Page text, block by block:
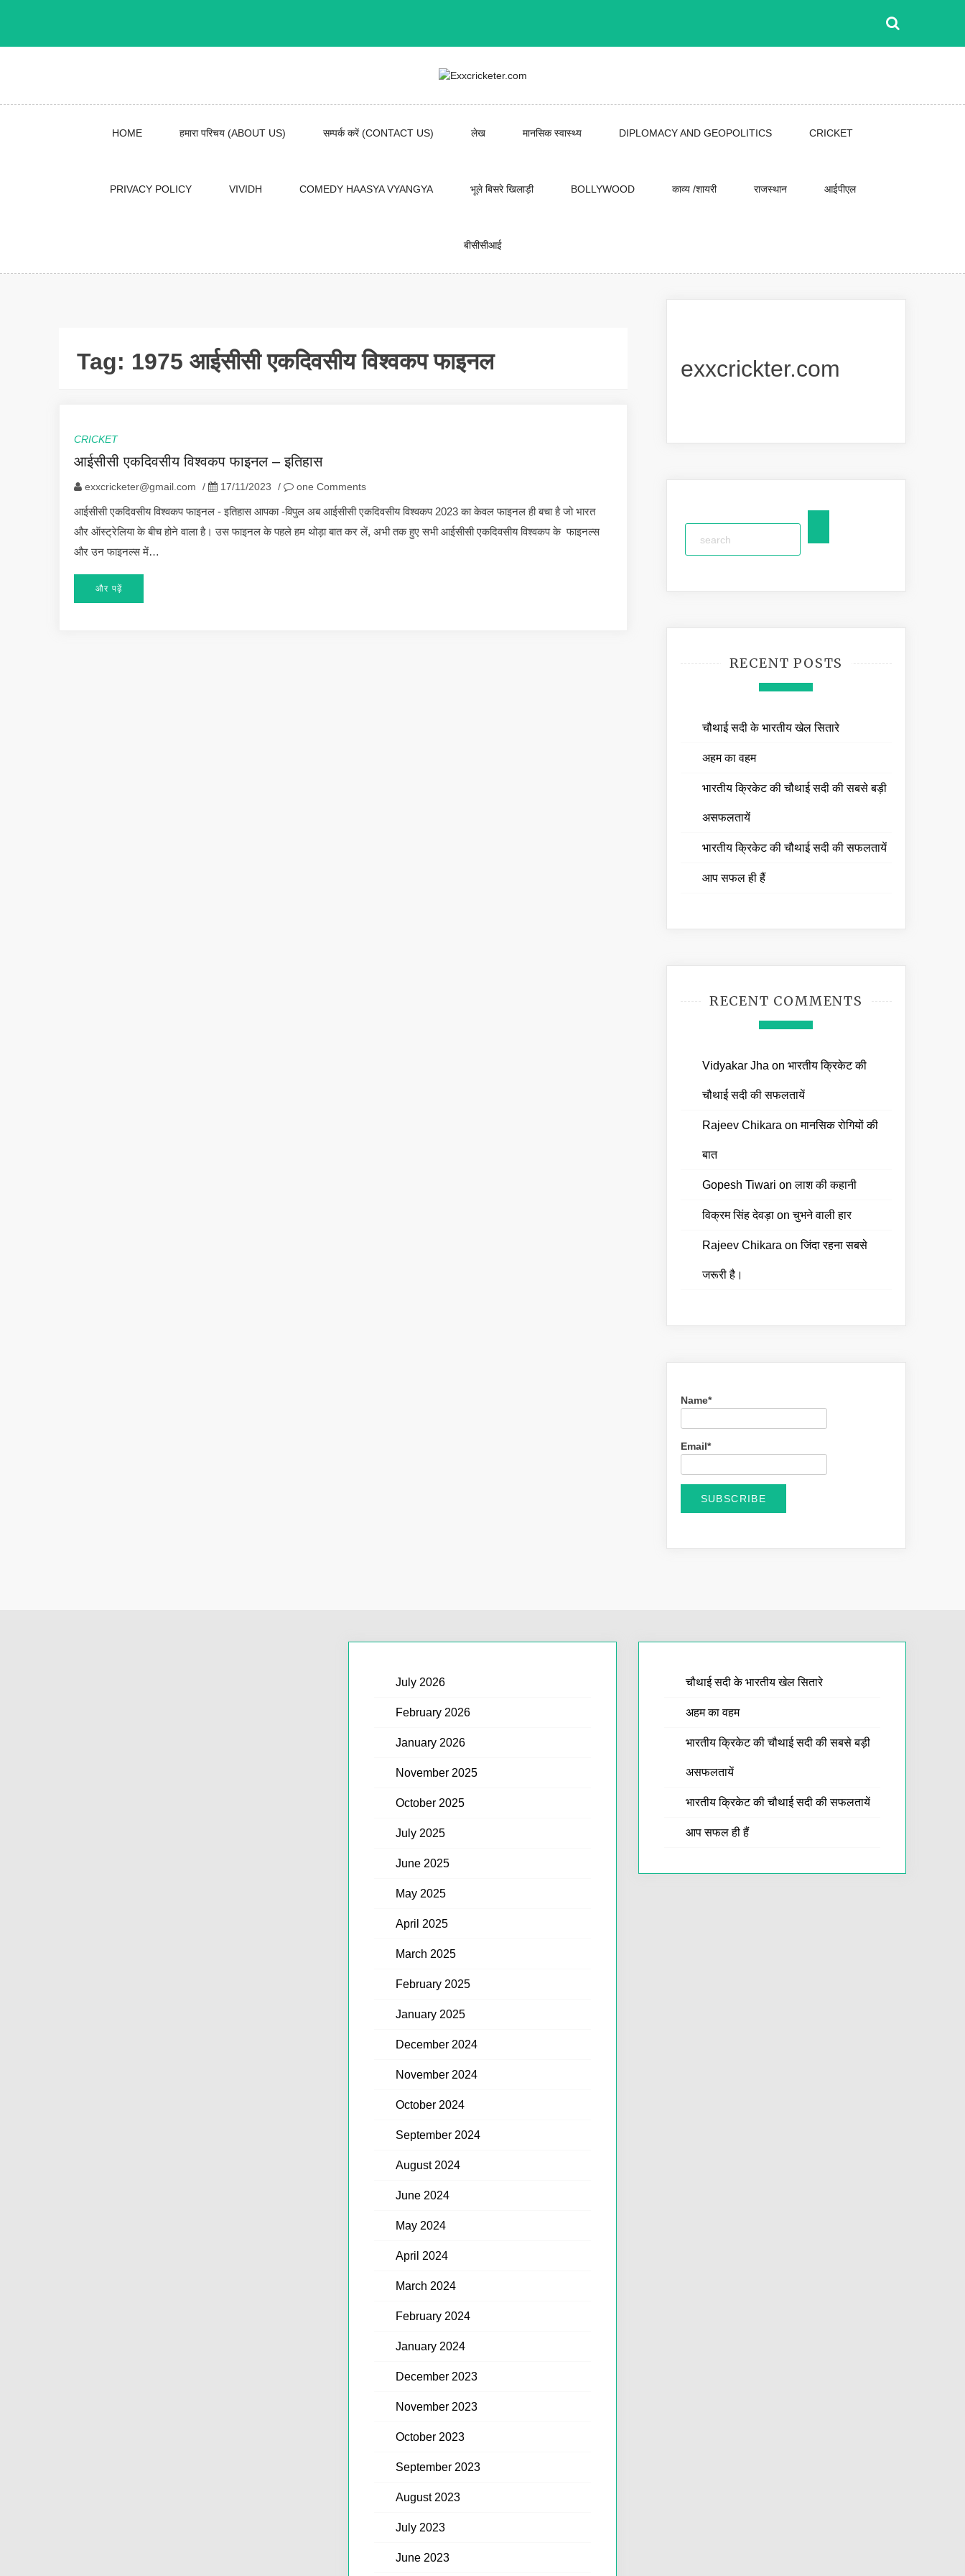
HOME हमारा परिचय (ABOUT US) सम्पर्क करें (CONTACT US) लेख मानसिक स्वास्थ्य DIPLOMACY AND GEOPOLITICS CRICKET
PRIVACY POLICY VIVIDH COMEDY HAASYA VYANGYA भूले बिसरे खिलाड़ी BOLLYWOOD काव्य /शायरी राजस्थान आईपीएल
बीसीसीआई
Tag: 1975 आईसीसी एकदिवसीय विश्वकप फाइनल
CRICKET
आईसीसी एकदिवसीय विश्वकप फाइनल – इतिहास
exxcricketer@gmail.com / 17/11/2023 / one Comments
आईसीसी एकदिवसीय विश्वकप फाइनल - इतिहास आपका -विपुल अब आईसीसी एकदिवसीय विश्वकप 2023 का केवल फाइनल ही बचा है जो भारत
और ऑस्ट्रेलिया के बीच होने वाला है। उस फाइनल के पहले हम थोड़ा बात कर लें, अभी तक हुए सभी आईसीसी एकदिवसीय विश्वकप के फाइनल्स
और उन फाइनल्स में…
और पढ़ें
exxcrickter.com
RECENT POSTS
चौथाई सदी के भारतीय खेल सितारे
अहम का वहम
भारतीय क्रिकेट की चौथाई सदी की सबसे बड़ी
असफलतायें
भारतीय क्रिकेट की चौथाई सदी की सफलतायें
आप सफल ही हैं
RECENT COMMENTS
Vidyakar Jha on भारतीय क्रिकेट की
चौथाई सदी की सफलतायें
Rajeev Chikara onमानसिक रोगियों की
बात
Gopesh Tiwari onलाश की कहानी
विक्रम सिंह देवड़ाonचुभने वाली हार
Rajeev Chikara onजिंदा रहना सबसे
जरूरी है।
Name*
Email*
July 2026
February 2026
January 2026
November 2025
October 2025
July 2025
June 2025
May 2025
April 2025
March 2025
February 2025
January 2025
December 2024
November 2024
October 2024
September 2024
August 2024
June 2024
May 2024
April 2024
March 2024
February 2024
January 2024
December 2023
November 2023
October 2023
September 2023
August 2023
July 2023
June 2023
चौथाई सदी के भारतीय खेल सितारे
अहम का वहम
भारतीय क्रिकेट की चौथाई सदी की सबसे बड़ी
असफलतायें
भारतीय क्रिकेट की चौथाई सदी की सफलतायें
आप सफल ही हैं